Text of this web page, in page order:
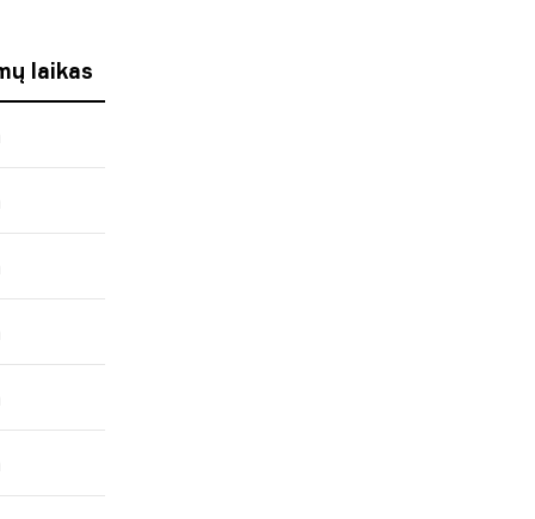
laikas